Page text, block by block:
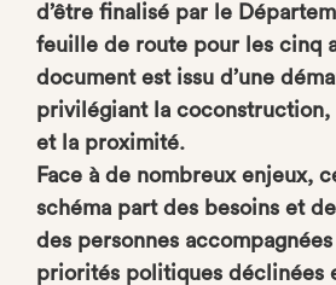
d’être finalisé par le
feuille de route pour les cinq
document est issu d’une
privilégiant la coconstruction,
et la proximité.
Face à de nombreux enjeux,
schéma part des besoins et
des personnes
priorités politiques déclinées